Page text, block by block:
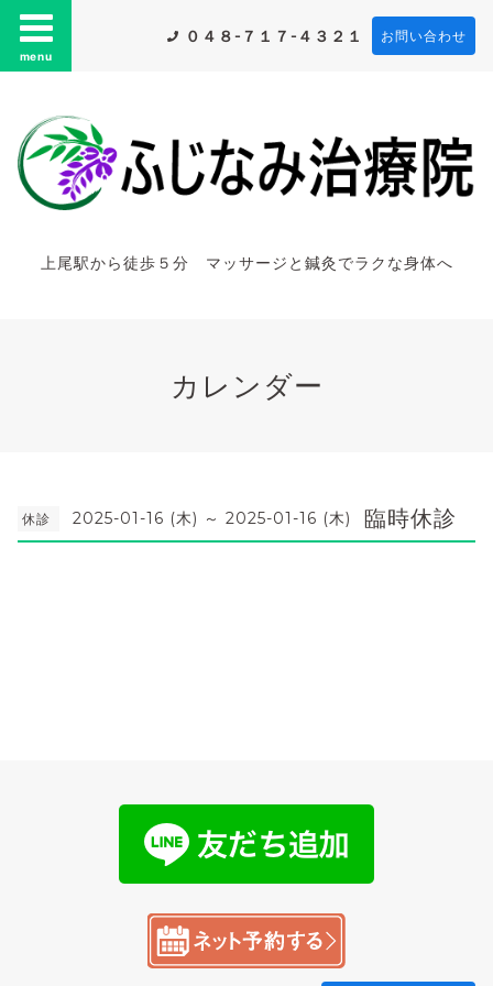
menu
０４８-７１７-４３２１ お問い合わせ
上尾駅から徒歩５分 マッサージと鍼灸でラクな身体へ
カレンダー
休診 2025-01-16 (木) ～ 2025-01-16 (木) 臨時休診